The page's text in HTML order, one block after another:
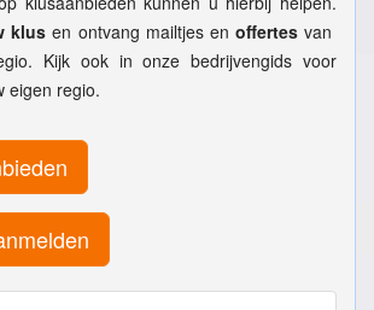
klus en ontvang mailtjes en offertesvan
Kijk ook in onze bedrijvengids voor
eigen regio.